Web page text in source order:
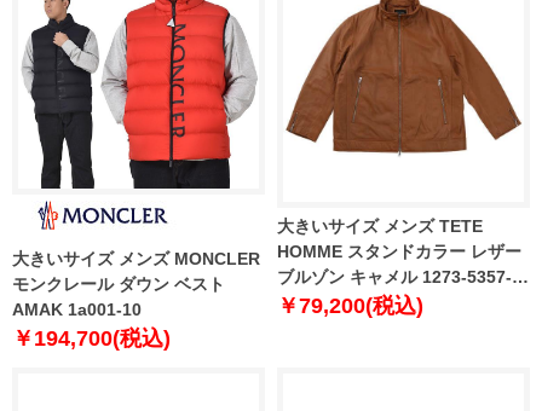
大きいサイズ メンズ MONCLER
モンクレール ダウン ベスト
AMAK 1a001-10
￥194,700(税込)
大きいサイズ メンズ TETE
HOMME スタンドカラー レザー
ブルゾン キャメル 1273-5357-1
3L 4L 5L 6L
￥79,200(税込)